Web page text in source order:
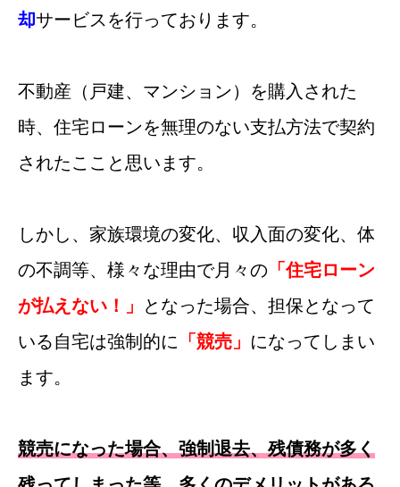
却サービスを行っております。
不動産（戸建、マンション）を購入された
時、住宅ローンを無理のない支払方法で契約
されたここと思います。
しかし、家族環境の変化、収入面の変化、体
の不調等、様々な理由で月々の 「住宅ローン
が払えない！」
となった場合、担保となって
いる自宅は強制的に 「競売」 になってしまい
ます。
競売になった場合、強制退去、残債務が多く